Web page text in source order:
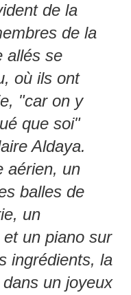
de la
de la
allés se
où ils ont
"car on y
que soi"
Aldaya.
aérien, un
balles de
un
un piano sur
ingrédients, la
un joyeux